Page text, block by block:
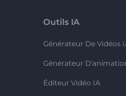
Outils IA
Générateur De Vidéos
Générateur
Éditeur Vidéo IA